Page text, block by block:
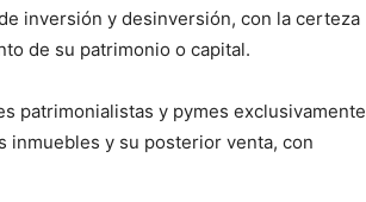
inversión y desinversión, con la certeza
de su patrimonio o capital.
patrimonialistas y pymes exclusivamente
inmuebles y su posterior venta, con